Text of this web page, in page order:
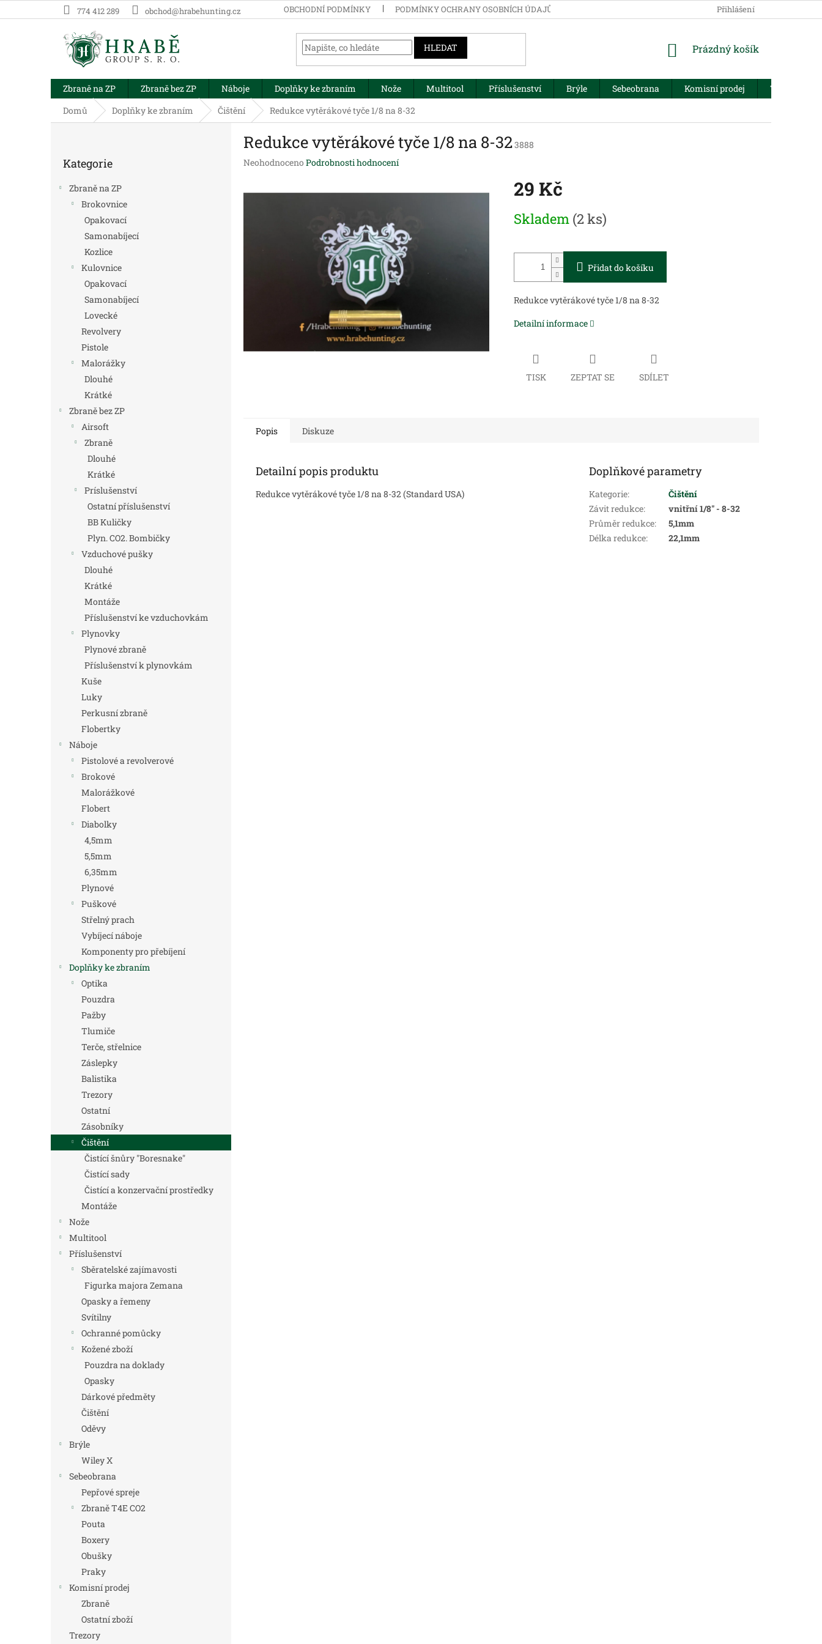
na
774 412 289 obchod@hrabehunting.cz OBCHODNÍ PODMÍNKY PODMÍNKY OCHRANY OSOBNÍCH ÚDAJŮ Přihlášení
HLEDAT
NÁKUPNÍ
Prázdný košík
Zbraně na ZP Zbraně bez ZP Náboje Doplňky ke zbraním Nože Multitool Příslušenství Brýle Sebeobrana Komisní prodej
Trezory
Domů
Doplňky ke zbraním Čištění Redukce vytěrákové tyče 1/8 na 8-32
kategorie
Kategorie
Zbraně na ZP
Brokovnice
Opakovací
Samonabíjecí
Kozlice
Kulovnice
Opakovací
Samonabíjecí
Lovecké
Revolvery
Pistole
Malorážky
Dlouhé
Krátké
Zbraně bez ZP
Airsoft
Zbraně
Dlouhé
Krátké
Príslušenství
Ostatní příslušenství
BB Kuličky
Plyn. CO2. Bombičky
Vzduchové pušky
Dlouhé
Krátké
Montáže
Příslušenství ke vzduchovkám
Plynovky
Plynové zbraně
Příslušenství k plynovkám
Kuše
Luky
Perkusní zbraně
Flobertky
Náboje
Pistolové a revolverové
Brokové
Malorážkové
Flobert
Diabolky
4,5mm
5,5mm
6,35mm
Plynové
Puškové
Střelný prach
Vybíjecí náboje
Komponenty pro přebíjení
Doplňky ke zbraním
Optika
Pouzdra
Pažby
Tlumiče
Terče, střelnice
Záslepky
Balistika
Trezory
Ostatní
Zásobníky
Čištění
Čistící šnůry "Boresnake"
Čistící sady
Čistící a konzervační prostředky
Montáže
Nože
Multitool
Příslušenství
Sběratelské zajímavosti
Figurka majora Zemana
Opasky a řemeny
Svítilny
Ochranné pomůcky
Kožené zboží
Pouzdra na doklady
Opasky
Dárkové předměty
Čištění
Oděvy
Brýle
Wiley X
Sebeobrana
Pepřové spreje
Zbraně T4E CO2
Pouta
Boxery
Obušky
Praky
Komisní prodej
Zbraně
Ostatní zboží
Trezory
Redukce vytěrákové tyče 1/8 na 8-323888
Průměrné
je
Neohodnoceno Podrobnosti hodnocení
29 Kč
cena:
Skladem (2 ks)
Přidat do košíku
Redukce vytěrákové tyče 1/8 na 8-32
Detailní informace
TISK ZEPTAT SE SDÍLET
Popis Diskuze
Detailní popis produktu
Redukce vytěrákové tyče 1/8 na 8-32 (Standard USA)
Doplňkové parametry
Kategorie:
Čištění
Závit redukce:
vnitřní 1/8" - 8-32
Průměr redukce:
5,1mm
Délka redukce: 22,1mm